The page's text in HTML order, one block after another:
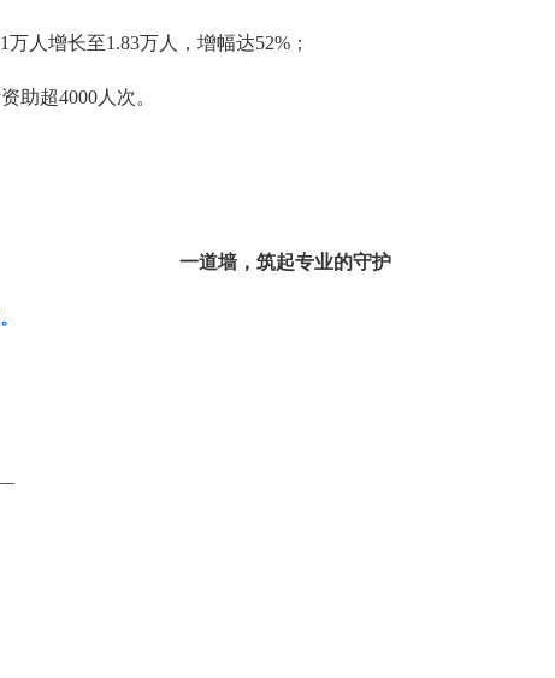
人增长至1.83万人，增幅达52%；
助超4000人次。
一道墙，筑起专业的守护